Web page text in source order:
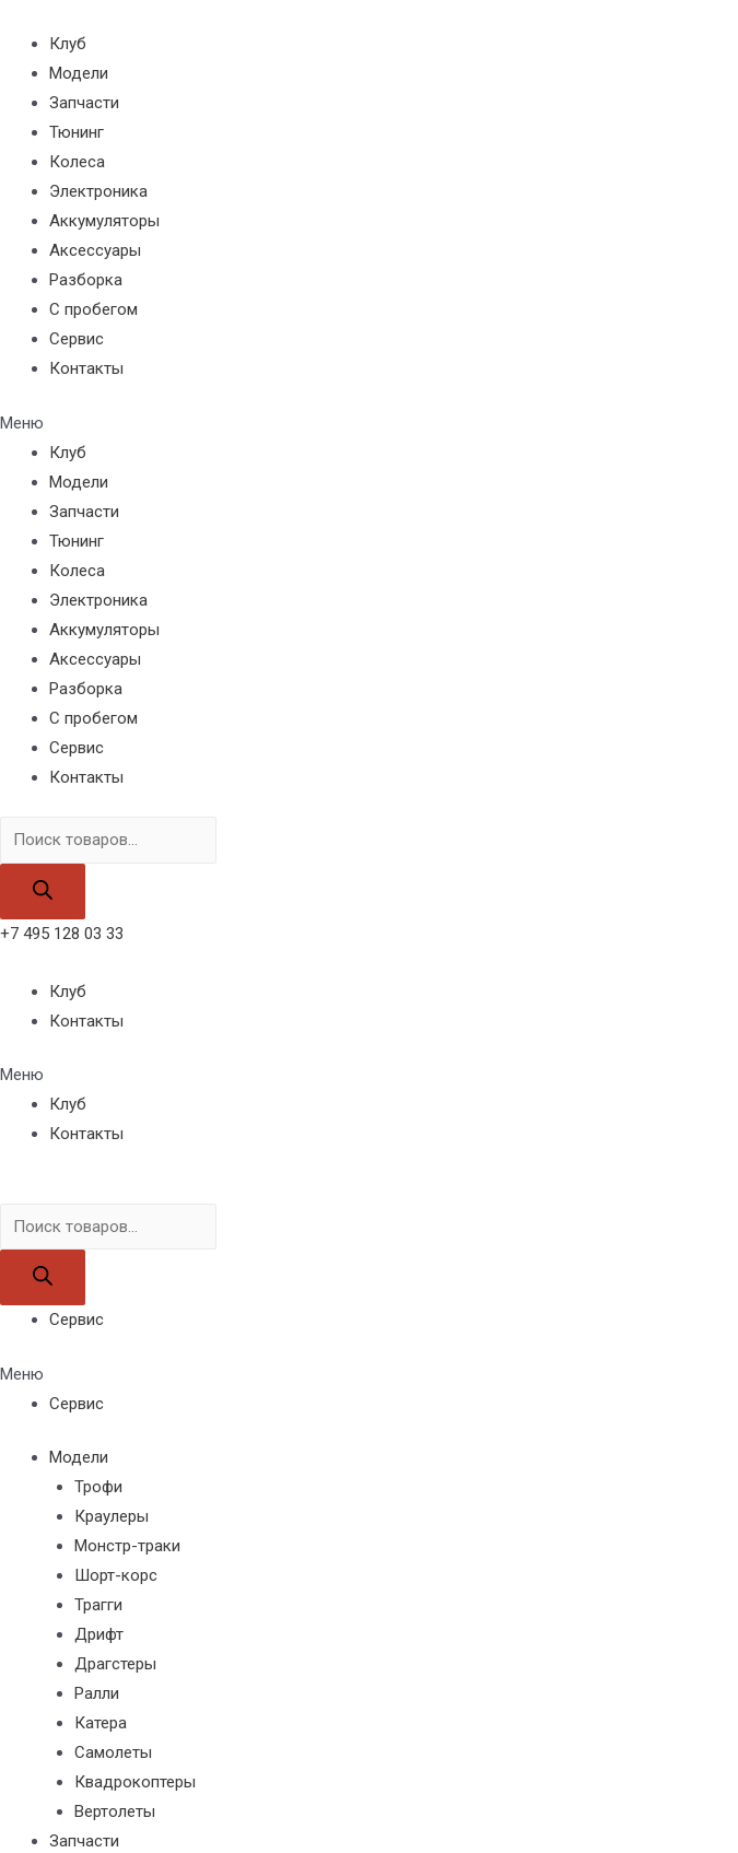
содержимому
Клуб
Модели
Запчасти
Тюнинг
Колеса
Электроника
Аккумуляторы
Аксессуары
Разборка
С пробегом
Сервис
Контакты
Меню
Клуб
Модели
Запчасти
Тюнинг
Колеса
Электроника
Аккумуляторы
Аксессуары
Разборка
С пробегом
Сервис
Контакты
Поиск
товаров
+7 495 128 03 33
Клуб
Контакты
Меню
Клуб
Контакты
Поиск
товаров
Сервис
Меню
Сервис
Модели
Трофи
Краулеры
Монстр-траки
Шорт-корс
Трагги
Дрифт
Драгстеры
Ралли
Катера
Самолеты
Квадрокоптеры
Вертолеты
Запчасти